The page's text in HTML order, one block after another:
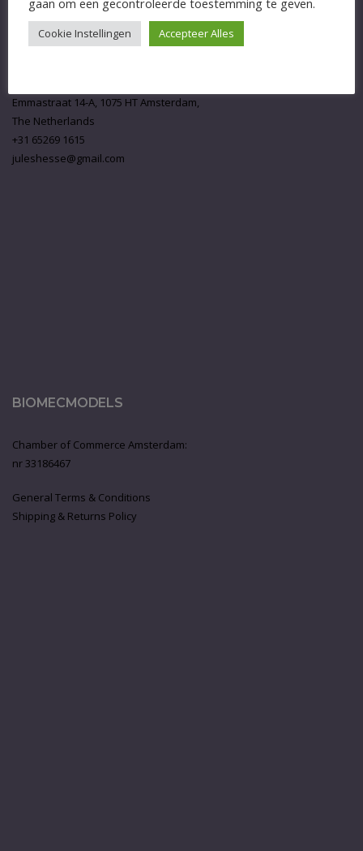
CONTACT
Emmastraat 14-A, 1075 HT Amsterdam,
The Netherlands
+31 65269 1615
juleshesse@gmail.com
BIOMECMODELS
Chamber of Commerce Amsterdam:
nr 33186467
General Terms & Conditions
Shipping & Returns Policy
gaan om een gecontroleerde toestemming te geven.
Cookie Instellingen Accepteer Alles